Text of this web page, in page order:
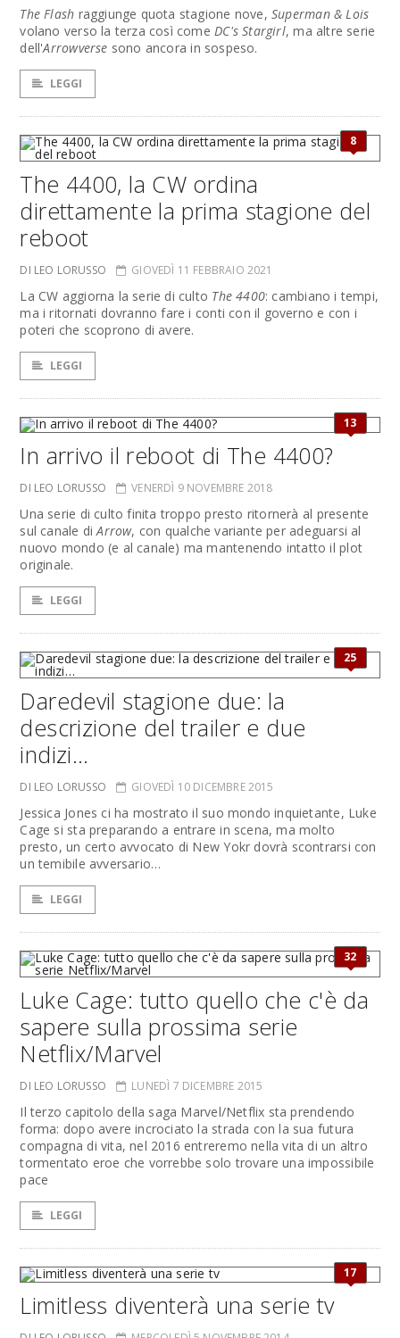
The Flash raggiunge quota stagione nove,Superman & Lois
volano verso la terza così comeDC's Stargirl, ma altre serie
dell'Arrowverse sono ancora in sospeso.
LEGGI
8
The 4400, la CW ordina
direttamente la prima stagione del
reboot
DI LEO LORUSSO GIOVEDÌ 11 FEBBRAIO 2021
La CW aggiorna la serie di culto The 4400: cambiano i tempi,
ma i ritornati dovranno fare i conti con il governo e con i
poteri che scoprono di avere.
LEGGI
13
In arrivo il reboot di The 4400?
DI LEO LORUSSO VENERDÌ 9 NOVEMBRE 2018
Una serie di culto finita troppo presto ritornerà al presente
sul canale diArrow, con qualche variante per adeguarsi al
nuovo mondo (e al canale) ma mantenendo intatto il plot
originale.
LEGGI
25
Daredevil stagione due: la
descrizione del trailer e due
indizi…
DI LEO LORUSSO GIOVEDÌ 10 DICEMBRE 2015
Jessica Jones ci ha mostrato il suo mondo inquietante, Luke
Cage si sta preparando a entrare in scena, ma molto
presto, un certo avvocato di New Yokr dovrà scontrarsi con
un temibile avversario…
LEGGI
32
Luke Cage: tutto quello che c'è da
sapere sulla prossima serie
Netflix/Marvel
DI LEO LORUSSO LUNEDÌ 7 DICEMBRE 2015
Il terzo capitolo della saga Marvel/Netflix sta prendendo
forma: dopo avere incrociato la strada con la sua futura
compagna di vita, nel 2016 entreremo nella vita di un altro
tormentato eroe che vorrebbe solo trovare una impossibile
pace
LEGGI
17
Limitless diventerà una serie tv